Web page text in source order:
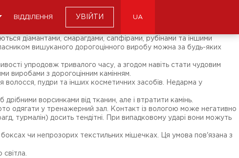
ВІДДІЛЕННЯ УВІЙТИ UA
діамантами, смарагдами, сапфірами, рубінами та іншими
вишуканого дорогоцінного виробу можна за будь-яких
упродовж тривалого часу, а згодом навіть стати чудовим
виробами з дорогоцінним камінням.
волосся, пудри та інших косметичних засобів. Недарма у
ворсинками від тканин, але і втратити камінь.
одягати у тренажерний зал. Контакт із вологою може негативно
турмалін) досить тендітні. При випадковому ударі вони можуть
чи непрозорих текстильних мішечках. Ця умова пов'язана з